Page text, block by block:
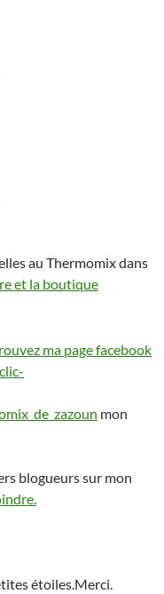
au Thermomix dans
et la boutique
ma page facebook
mon
blogueurs sur mon
étoiles.Merci.